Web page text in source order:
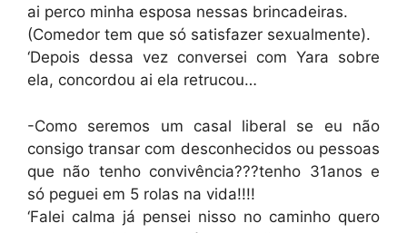
ai perco minha esposa nessas brincadeiras.
(Comedor tem que só satisfazer sexualmente).
‘Depois dessa vez conversei com Yara sobre
ela, concordou ai ela retrucou…
-Como seremos um casal liberal se eu não
consigo transar com desconhecidos ou pessoas
que não tenho convivência???tenho 31anos e
só peguei em 5 rolas na vida!!!!
‘Falei calma já pensei nisso no caminho quero